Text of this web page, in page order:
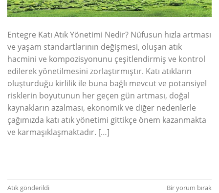
Entegre Katı Atık Yönetimi Nedir? Nüfusun hızla artması
ve yaşam standartlarının değişmesi, oluşan atık
hacmini ve kompozisyonunu çeşitlendirmiş ve kontrol
edilerek yönetilmesini zorlaştırmıştır. Katı atıkların
oluşturduğu kirlilik ile buna bağlı mevcut ve potansiyel
risklerin boyutunun her geçen gün artması, doğal
kaynakların azalması, ekonomik ve diğer nedenlerle
çağımızda katı atık yönetimi gittikçe önem kazanmakta
ve karmaşıklaşmaktadır. […]
Atık gönderildi Bir yorum bırak